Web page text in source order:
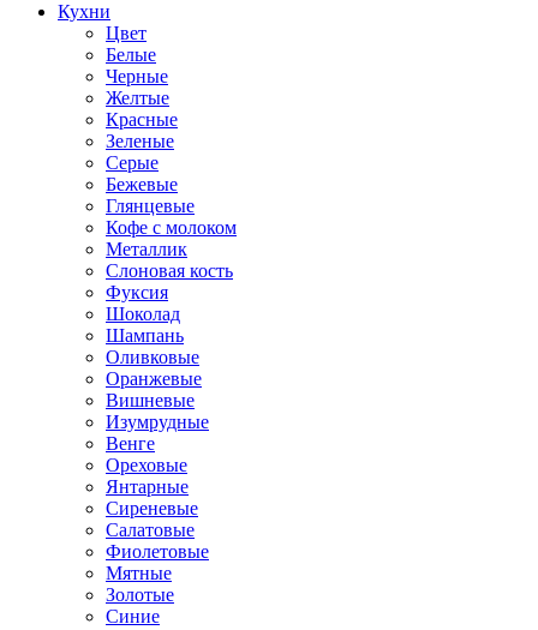
Кухни
Цвет
Белые
Черные
Желтые
Красные
Зеленые
Серые
Бежевые
Глянцевые
Кофе с молоком
Металлик
Слоновая кость
Фуксия
Шоколад
Шампань
Оливковые
Оранжевые
Вишневые
Изумрудные
Венге
Ореховые
Янтарные
Сиреневые
Салатовые
Фиолетовые
Мятные
Золотые
Синие